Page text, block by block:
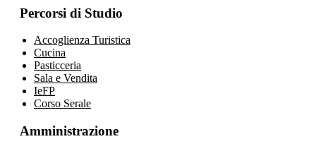
Percorsi di Studio
Accoglienza Turistica
Cucina
Pasticceria
Sala e Vendita
IeFP
Corso Serale
Amministrazione